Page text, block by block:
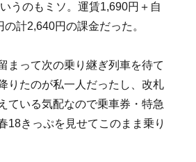
うのもミソ。運賃1,690円＋自
計2,640円の課金だった。
まって次の乗り継ぎ列車を待て
りたのが私一人だったし、改札
ている気配なので乗車券・特急
18きっぷを見せてこのまま乗り